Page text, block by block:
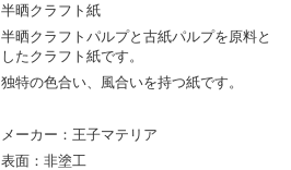
半晒クラフト紙
半晒クラフトパルプと古紙パルプを原料と
したクラフト紙です。
独特の色合い、風合いを持つ紙です。
メーカー：王子マテリア
表面：非塗工